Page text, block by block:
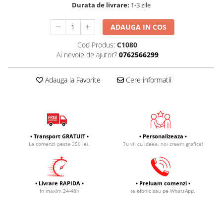
Durata de livrare: 1-3 zile
ADAUGA IN COS
Cod Produs: C1080
Ai nevoie de ajutor? 0762566299
Adauga la Favorite Cere informatii
• Transport GRATUIT •
La comenzi peste 350 lei.
• Personalizeaza •
Tu vii cu ideea, noi creem grafica!
• Livrare RAPIDA •
In maxim 24-48h
• Preluam comenzi •
telefonic sau pe WhatsApp.